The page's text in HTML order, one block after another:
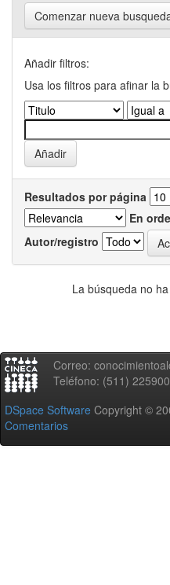
Comenzar nueva
Añadir filtros:
Usa los filtros para afinar la
Resultados por página
En
Autor/registro
La búsqueda no
Correo:
Teléfono: (511)
DSpace Software Copyright ©
Comentarios